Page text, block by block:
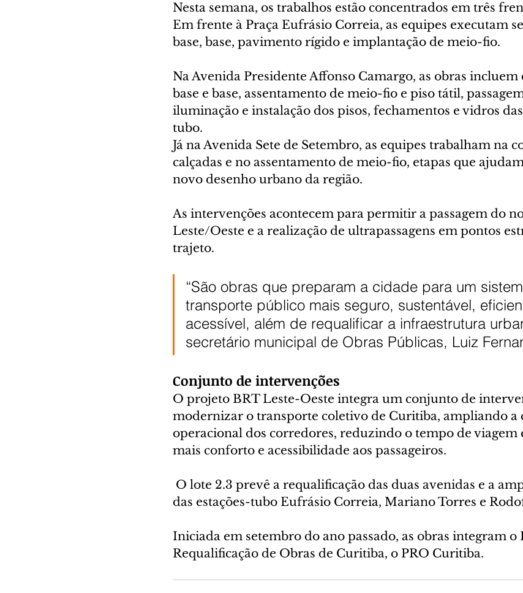
Nesta semana, os trabalhos estão concentrados em três
Em frente à Praça Eufrásio Correia, as equipes executam
base, base, pavimento rígido e implantação de meio-fio.
Na Avenida Presidente Affonso Camargo, as obras incluem
base e base, assentamento de meio-fio e piso tátil,
iluminação e instalação dos pisos, fechamentos e vidros
tubo.
Já na Avenida Sete de Setembro, as equipes trabalham na
calçadas e no assentamento de meio-fio, etapas que
novo desenho urbano da região.
As intervenções acontecem para permitir a passagem do
Leste/Oeste e a realização de ultrapassagens em pontos
trajeto.
“São obras que preparam a cidade para um
transporte público mais seguro, sustentável,
acessível, além de requalificar a infraestrutura
secretário municipal de Obras Públicas, Luiz
Conjunto de intervenções
O projeto BRT Leste-Oeste integra um conjunto de
modernizar o transporte coletivo de Curitiba, ampliando a
operacional dos corredores, reduzindo o tempo de viagem
mais conforto e acessibilidade aos passageiros.
O lote 2.3 prevê a requalificação das duas avenidas e a
das estações-tubo Eufrásio Correia, Mariano Torres e
Iniciada em setembro do ano passado, as obras integram o
Requalificação de Obras de Curitiba, o PRO Curitiba.